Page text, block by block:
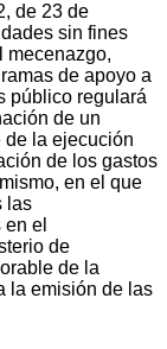
de 23 de
sin fines
mecenazgo,
de apoyo a
público regulará
de un
de la ejecución
de los gastos
en el que
las
el
de
de la
la emisión de las